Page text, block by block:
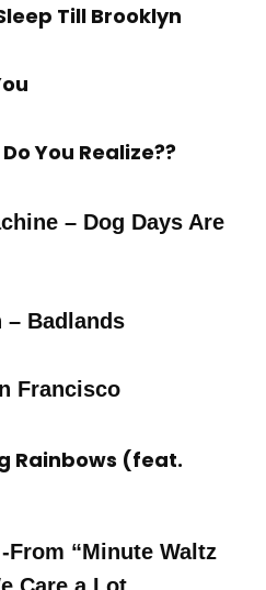
Till Brooklyn
You Realize??
– Dog Days Are
– Badlands
Francisco
Rainbows (feat.
“Minute Waltz